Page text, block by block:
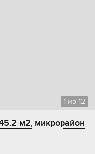
1 из 12
м2, микрорайон